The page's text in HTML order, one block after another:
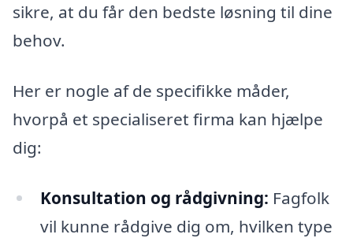
sikre, at du får den bedste løsning til dine
behov.
Her er nogle af de specifikke måder,
hvorpå et specialiseret firma kan hjælpe
dig:
Konsultation og rådgivning: Fagfolk
vil kunne rådgive dig om, hvilken type